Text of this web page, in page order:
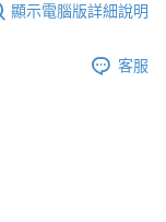
顯示電腦版詳細說明
客服